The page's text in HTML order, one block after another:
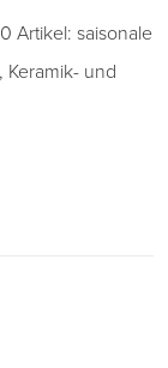
Artikel: saisonale
und